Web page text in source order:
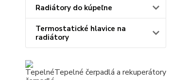
Radiátory do kúpeľne
Termostatické hlavice na
radiátory
Tepelné čerpadlá a rekuperátory